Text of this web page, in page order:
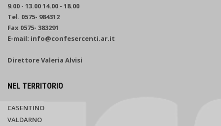
9.00 - 13.00 14.00 - 18.00
Tel. 0575- 984312
Fax 0575- 383291
E-mail: info@confesercenti.ar.it
Direttore Valeria Alvisi
NEL TERRITORIO
CASENTINO
VALDARNO